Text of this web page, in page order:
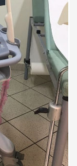
e chiaro.
parola di
mail,non ti
non mi
una sua
a